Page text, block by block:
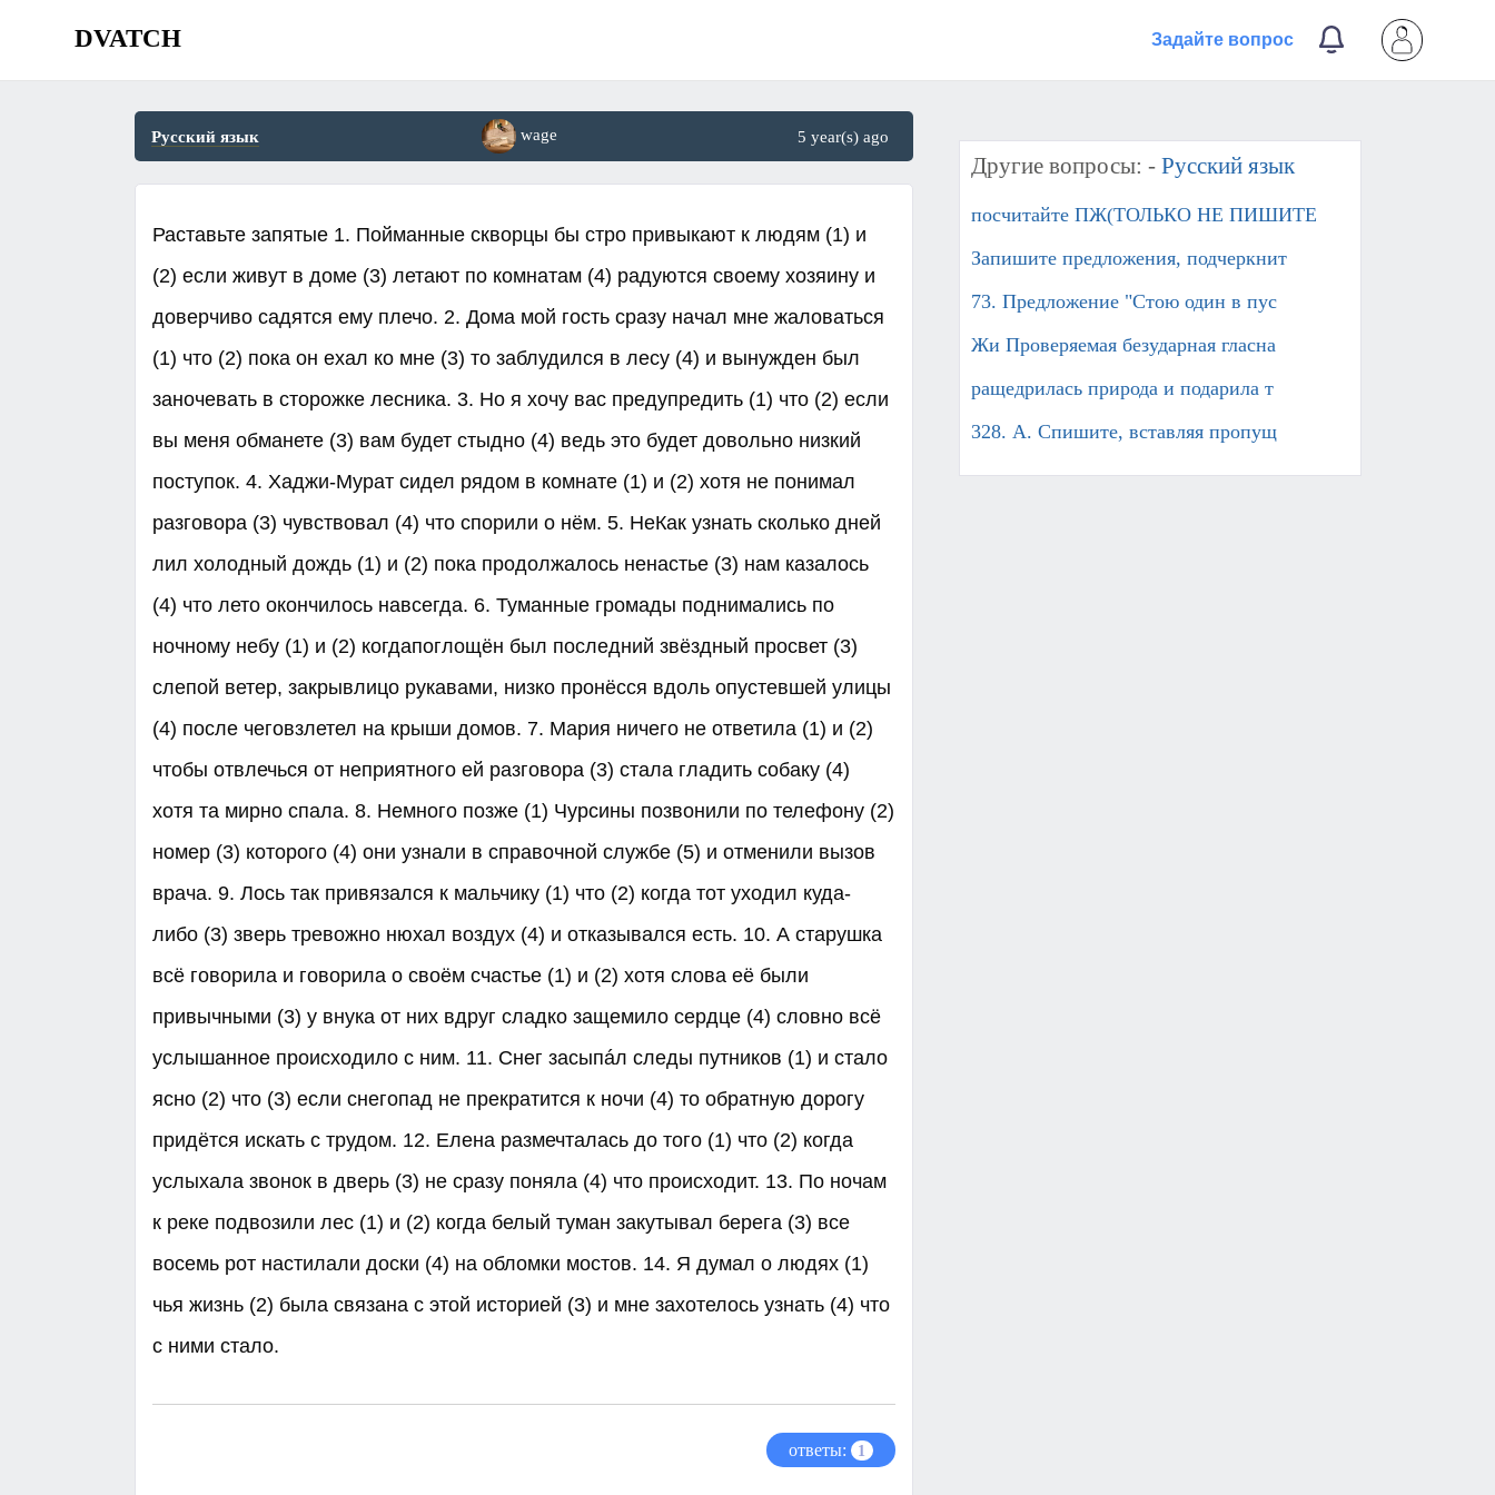
DVATCH Задайте вопрос
Русский язык wage 5 year(s) ago
Раставьте запятые 1. Пойманные скворцы бы стро привыкают к людям (1) и
(2) если живут в доме (3) летают по комнатам (4) радуются своему хозяину и
доверчиво садятся ему плечо. 2. Дома мой гость сразу начал мне жаловаться
(1) что (2) пока он ехал ко мне (3) то заблудился в лесу (4) и вынужден был
заночевать в сторожке лесника. 3. Но я хочу вас предупредить (1) что (2) если
вы меня обманете (3) вам будет стыдно (4) ведь это будет довольно низкий
поступок. 4. Хаджи-Мурат сидел рядом в комнате (1) и (2) хотя не понимал
разговора (3) чувствовал (4) что спорили о нём. 5. НеКак узнать сколько дней
лил холодный дождь (1) и (2) пока продолжалось ненастье (3) нам казалось
(4) что лето окончилось навсегда. 6. Туманные громады поднимались по
ночному небу (1) и (2) когдапоглощён был последний звёздный просвет (3)
слепой ветер, закрывлицо рукавами, низко пронёсся вдоль опустевшей улицы
(4) после чеговзлетел на крыши домов. 7. Мария ничего не ответила (1) и (2)
чтобы отвлечься от неприятного ей разговора (3) стала гладить собаку (4)
хотя та мирно спала. 8. Немного позже (1) Чурсины позвонили по телефону (2)
номер (3) которого (4) они узнали в справочной службе (5) и отменили вызов
врача. 9. Лось так привязался к мальчику (1) что (2) когда тот уходил куда-
либо (3) зверь тревожно нюхал воздух (4) и отказывался есть. 10. А старушка
всё говорила и говорила о своём счастье (1) и (2) хотя слова её были
привычными (3) у внука от них вдруг сладко защемило сердце (4) словно всё
услышанное происходило с ним. 11. Снег засыпáл следы путников (1) и стало
ясно (2) что (3) если снегопад не прекратится к ночи (4) то обратную дорогу
придётся искать с трудом. 12. Елена размечталась до того (1) что (2) когда
услыхала звонок в дверь (3) не сразу поняла (4) что происходит. 13. По ночам
к реке подвозили лес (1) и (2) когда белый туман закутывал берега (3) все
восемь рот настилали доски (4) на обломки мостов. 14. Я думал о людях (1)
чья жизнь (2) была связана с этой историей (3) и мне захотелось узнать (4) что
с ними стало.
ответы: 1
Другие вопросы: - Русский язык
посчитайте ПЖ(ТОЛЬКО НЕ ПИШИТЕ
Запишите предложения, подчеркнит
73. Предложение "Стою один в пус
Жи Проверяемая безударная гласна
ращедрилась природа и подарила т
328. А. Спишите, вставляя пропущ